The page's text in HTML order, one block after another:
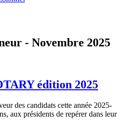
- Novembre 2025
édition 2025
des candidats cette année 2025-
aux présidents de repérer dans leur